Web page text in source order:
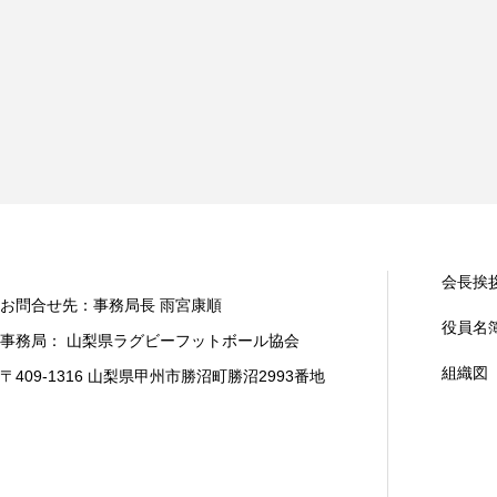
お問合せ先：事務局長 雨宮康順
事務局： 山梨県ラグビーフットボール協会
〒409-1316 山梨県甲州市勝沼町勝沼2993番地
会長挨
役員名
組織図